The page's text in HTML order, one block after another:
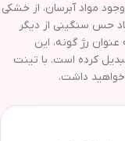
مواد آبرسان، از خشکی
حس سنگینی از دیگر
رژ گونه، این
کرده است. با تینت